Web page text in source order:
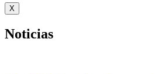
X
Noticias